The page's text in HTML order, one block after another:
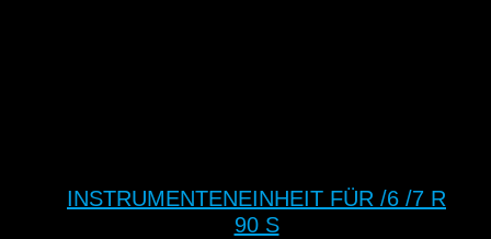
INSTRUMENTENEINHEIT FÜR /6 /7 R
90 S